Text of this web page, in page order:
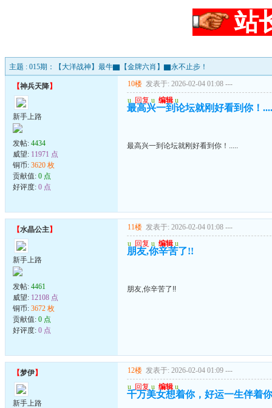
站
主题 : 015期：【大洋战神】最牛▇【金牌六肖】▇永不止步！
【神兵天降】
新手上路
发帖: 4434
威望: 11971 点
铜币: 3620 枚
贡献值: 0 点
好评度: 0 点
10楼 发表于: 2026-02-04 01:08 ---
u 回复 u 编辑 u
最高兴一到论坛就刚好看到你！
最高兴一到论坛就刚好看到你！.....
【水晶公主】
新手上路
发帖: 4461
威望: 12108 点
铜币: 3672 枚
贡献值: 0 点
好评度: 0 点
11楼 发表于: 2026-02-04 01:08 ---
u 回复 u 编辑 u
朋友,你辛苦了!!
朋友,你辛苦了!!
【梦伊】
新手上路
12楼 发表于: 2026-02-04 01:09 ---
u 回复 u 编辑 u
千万美女想着你，好运一生伴着你